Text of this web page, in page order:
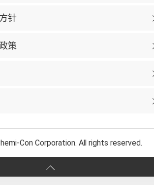
针
策
Con Corporation. All rights reserved.